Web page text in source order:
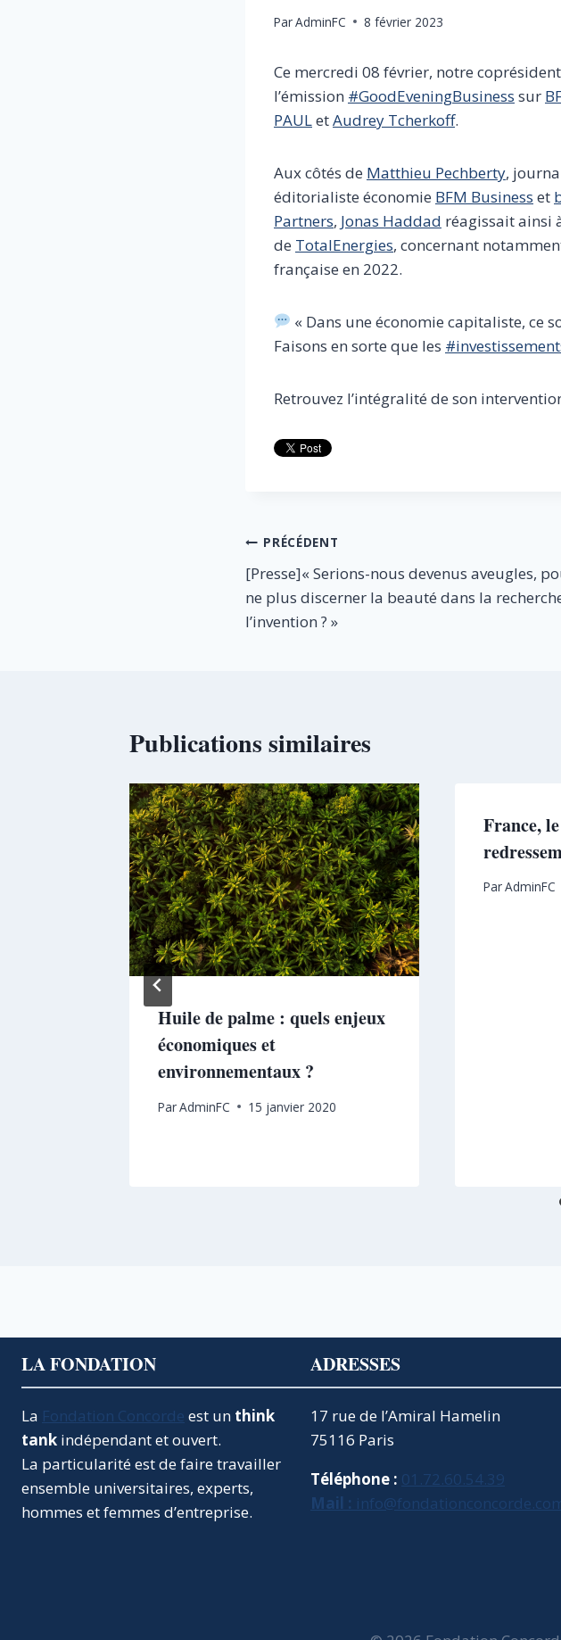
ParAdminFC 8 février 2023
Ce mercredi 08 février, notre coprésident
l’émission #GoodEveningBusiness sur
PAULetAudrey Tcherkoff.
Aux côtés de Matthieu Pechberty,
éditorialiste économie BFM Business et
Partners, Jonas Haddad réagissait ainsi
de TotalEnergies, concernant
française en 2022.
« Dans une économie capitaliste, ce
Faisons en sorte que les
Retrouvez l’intégralité de son
Navigation
de
l’article
PRÉCÉDENT
[Presse]« Serions-nous devenus aveugles,
ne plus discerner la beauté dans la
l’invention ? »
Publications similaires
Huile de palme : quels enjeux
économiques et
environnementaux ?
ParAdminFC 15 janvier 2020
France,
ParAdminFC
LA FONDATION
La Fondation Concorde est un think
tank indépendant et ouvert.
La particularité est de faire travailler
ensemble universitaires, experts,
hommes et femmes d’entreprise.
ADRESSES
17 rue de l’Amiral Hamelin
75116 Paris
Téléphone : 01.72.60.54.39
Mail :